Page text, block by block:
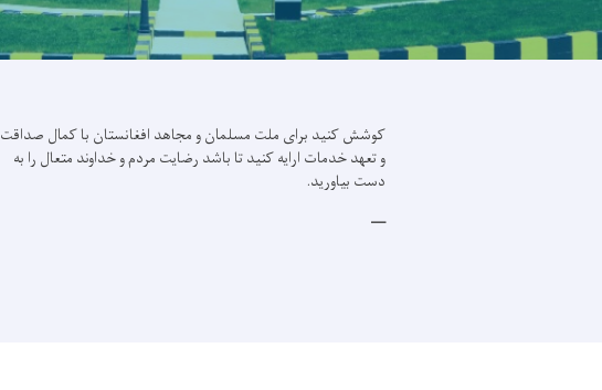
کوشش کنید برای ملت مسلمان و مجاهد افغانستان با کمال صداقت
و تعهد خدمات ارایه کنید تا باشد رضایت مردم و خداوند متعال را به
دست بیاورید.